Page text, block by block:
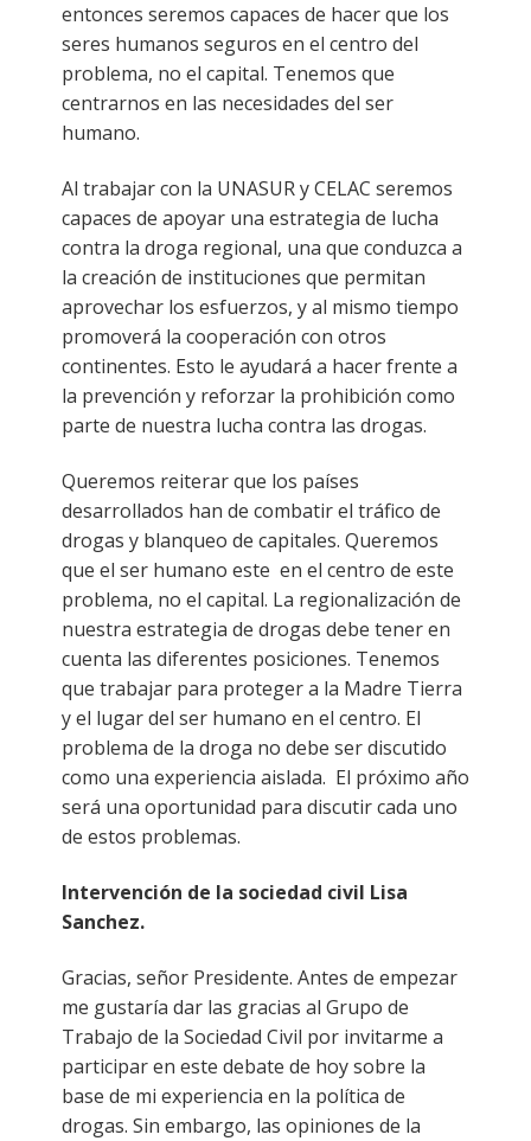
entonces seremos capaces de hacer que los
seres humanos seguros en el centro del
problema, no el capital. Tenemos que
centrarnos en las necesidades del ser
humano.
Al trabajar con la UNASUR y CELAC seremos
capaces de apoyar una estrategia de lucha
contra la droga regional, una que conduzca a
la creación de instituciones que permitan
aprovechar los esfuerzos, y al mismo tiempo
promoverá la cooperación con otros
continentes. Esto le ayudará a hacer frente a
la prevención y reforzar la prohibición como
parte de nuestra lucha contra las drogas.
Queremos reiterar que los países
desarrollados han de combatir el tráfico de
drogas y blanqueo de capitales. Queremos
que el ser humano este en el centro de este
problema, no el capital. La regionalización de
nuestra estrategia de drogas debe tener en
cuenta las diferentes posiciones. Tenemos
que trabajar para proteger a la Madre Tierra
y el lugar del ser humano en el centro. El
problema de la droga no debe ser discutido
como una experiencia aislada. El próximo año
será una oportunidad para discutir cada uno
de estos problemas.
Intervención de la sociedad civil Lisa
Sanchez.
Gracias, señor Presidente. Antes de empezar
me gustaría dar las gracias al Grupo de
Trabajo de la Sociedad Civil por invitarme a
participar en este debate de hoy sobre la
base de mi experiencia en la política de
drogas. Sin embargo, las opiniones de la